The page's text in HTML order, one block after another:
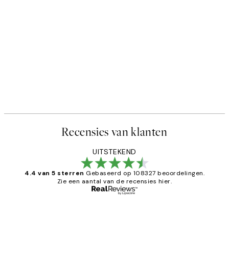
Recensies van klanten
UITSTEKEND
4.4 van 5 sterren Gebaseerd op 108327 beoordelingen.
Zie een aantal van de recensies hier.